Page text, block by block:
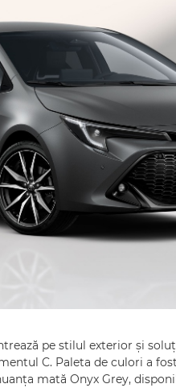
pe stilul exterior și
C. Paleta de culori a
mată Onyx Grey,